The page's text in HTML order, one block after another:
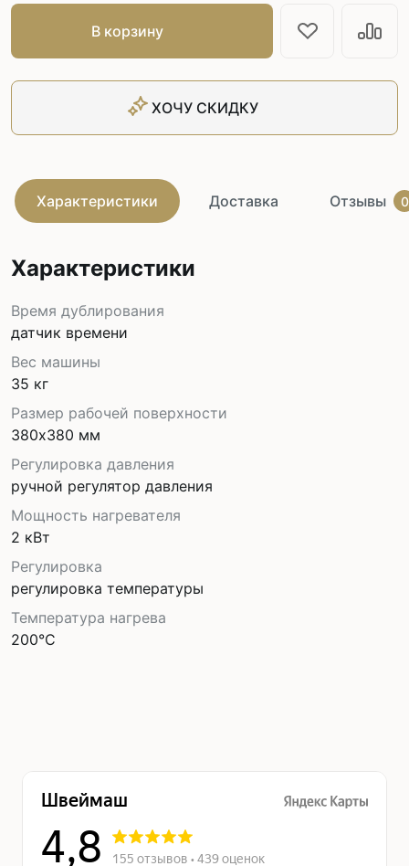
В корзину
ХОЧУ СКИДКУ
Характеристики Доставка Отзывы 0
Характеристики
Время дублирования
датчик времени
Вес машины
35 кг
Размер рабочей поверхности
380х380 мм
Регулировка давления
ручной регулятор давления
Мощность нагревателя
2 кВт
Регулировка
регулировка температуры
Температура нагрева
200°С